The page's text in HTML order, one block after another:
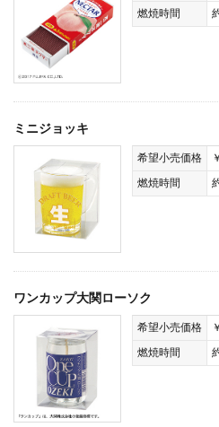
燃焼時間
ミニジョッキ
希望小売価格
燃焼時間
ワンカップ大関ローソク
希望小売価格
燃焼時間